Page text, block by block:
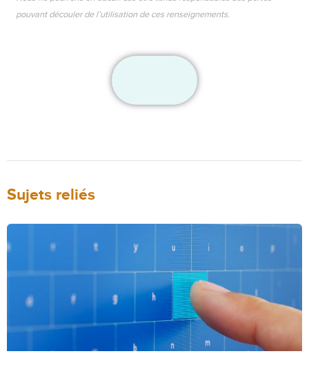
pouvant découler de l’utilisation de ces renseignements.
Sujets reliés